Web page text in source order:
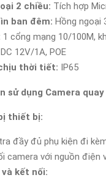
2 chiều: Tích hợp
ban đêm: Hồng ngoại
1 cổng mạng 10/100M,
DC 12V/1A, POE
thời tiết: IP65
sử dụng Camera
thiết bị:
đầy đủ phụ kiện đi
camera với nguồn điện
kết nối: